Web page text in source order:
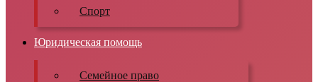
Спорт
Юридическая помощь
Семейное право